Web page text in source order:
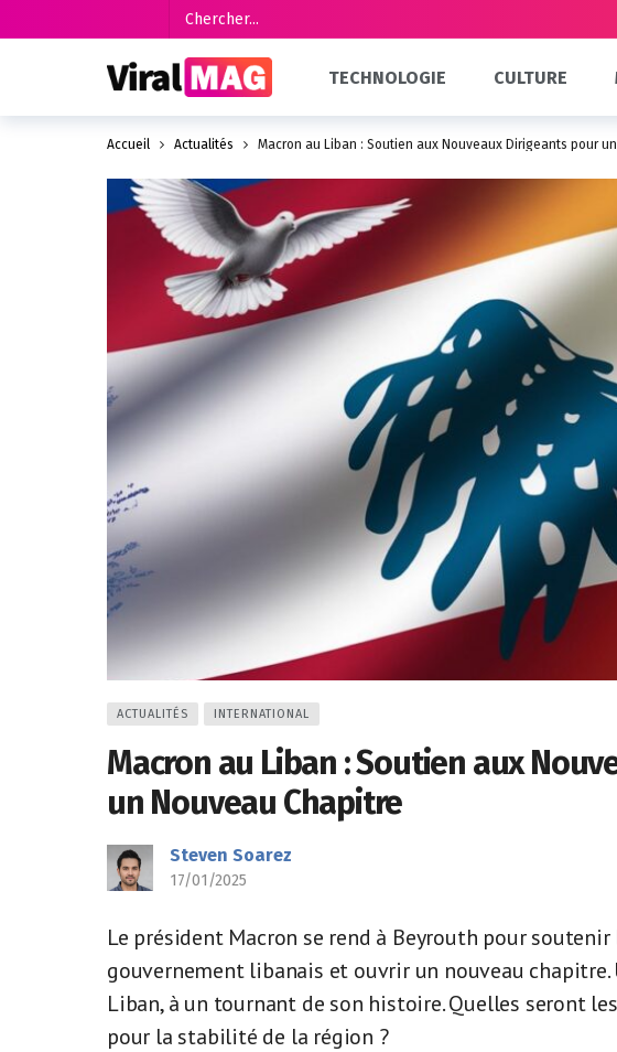
TECHNOLOGIE CULTURE
Accueil Actualités Macron au Liban : Soutien aux Nouveaux Dirigeants pour
ACTUALITÉS INTERNATIONAL
Macron au Liban : Soutien aux
un Nouveau Chapitre
Steven Soarez
17/01/2025
Le président Macron se rend à Beyrouth pour
gouvernement libanais et ouvrir un nouveau
Liban, à un tournant de son histoire. Quelles seront
pour la stabilité de la région ?